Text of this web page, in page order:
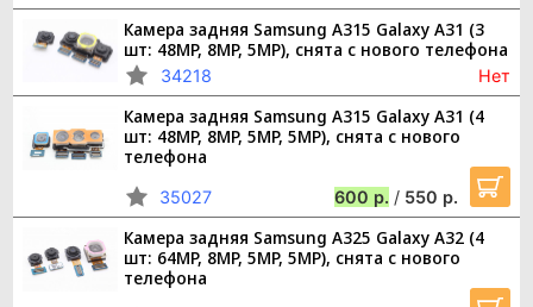
Камера задняя Samsung A315 Galaxy A31 (3
шт: 48MP, 8MP, 5MP), снята с нового телефона
34218 Нет
Камера задняя Samsung A315 Galaxy A31 (4
шт: 48MP, 8MP, 5MP, 5MP), снята с нового
телефона
35027 600 / 550
Камера задняя Samsung A325 Galaxy A32 (4
шт: 64MP, 8MP, 5MP, 5MP), снята с нового
телефона